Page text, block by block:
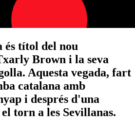
és títol del nou
Brown i la seva
Aquesta vegada, fart
catalana amb
i després d'una
torn a les Sevillanas.